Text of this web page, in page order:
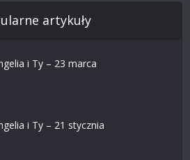
artykuły
i Ty – 23 marca
i Ty – 21 stycznia